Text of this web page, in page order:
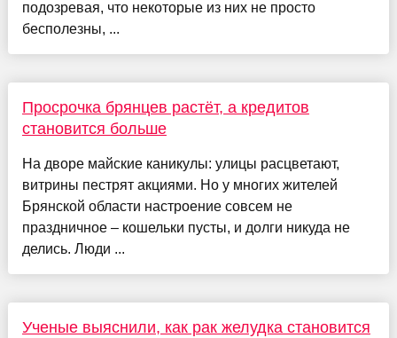
подозревая, что некоторые из них не просто
бесполезны, ...
Просрочка брянцев растёт, а кредитов
становится больше
На дворе майские каникулы: улицы расцветают,
витрины пестрят акциями. Но у многих жителей
Брянской области настроение совсем не
праздничное – кошельки пусты, и долги никуда не
делись. Люди ...
Ученые выяснили, как рак желудка становится